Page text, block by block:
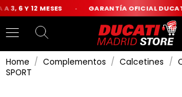
3, 6 Y 12 MESES GARANTÍA OFICIAL
Home Complementos Calcetines
SPORT